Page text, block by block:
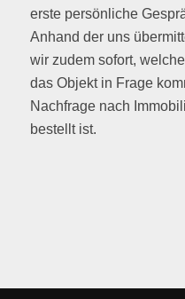
erste persönliche
Anhand der uns
wir zudem sofort,
das Objekt in Frage
Nachfrage nach
bestellt ist.